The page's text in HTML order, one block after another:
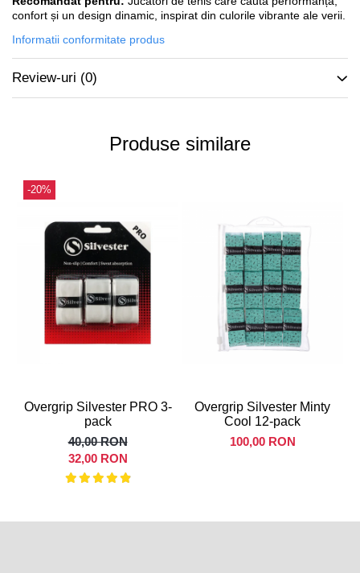
confort și un design dinamic, inspirat din culorile vibrante ale verii.
Informatii conformitate produs
Review-uri (0)
Produse similare
-20%
Overgrip Silvester PRO 3-
pack
40,00 RON
32,00 RON
Overgrip Silvester Minty
Cool 12-pack
100,00 RON